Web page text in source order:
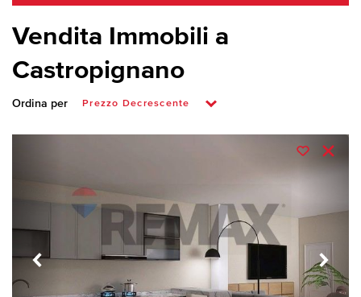
Vendita Immobili a
Castropignano
Ordina per